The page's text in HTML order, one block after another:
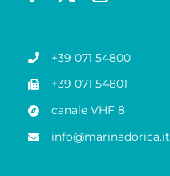
+39 071 54800
+39 071 54801
canale VHF 8
info@marinadorica.it